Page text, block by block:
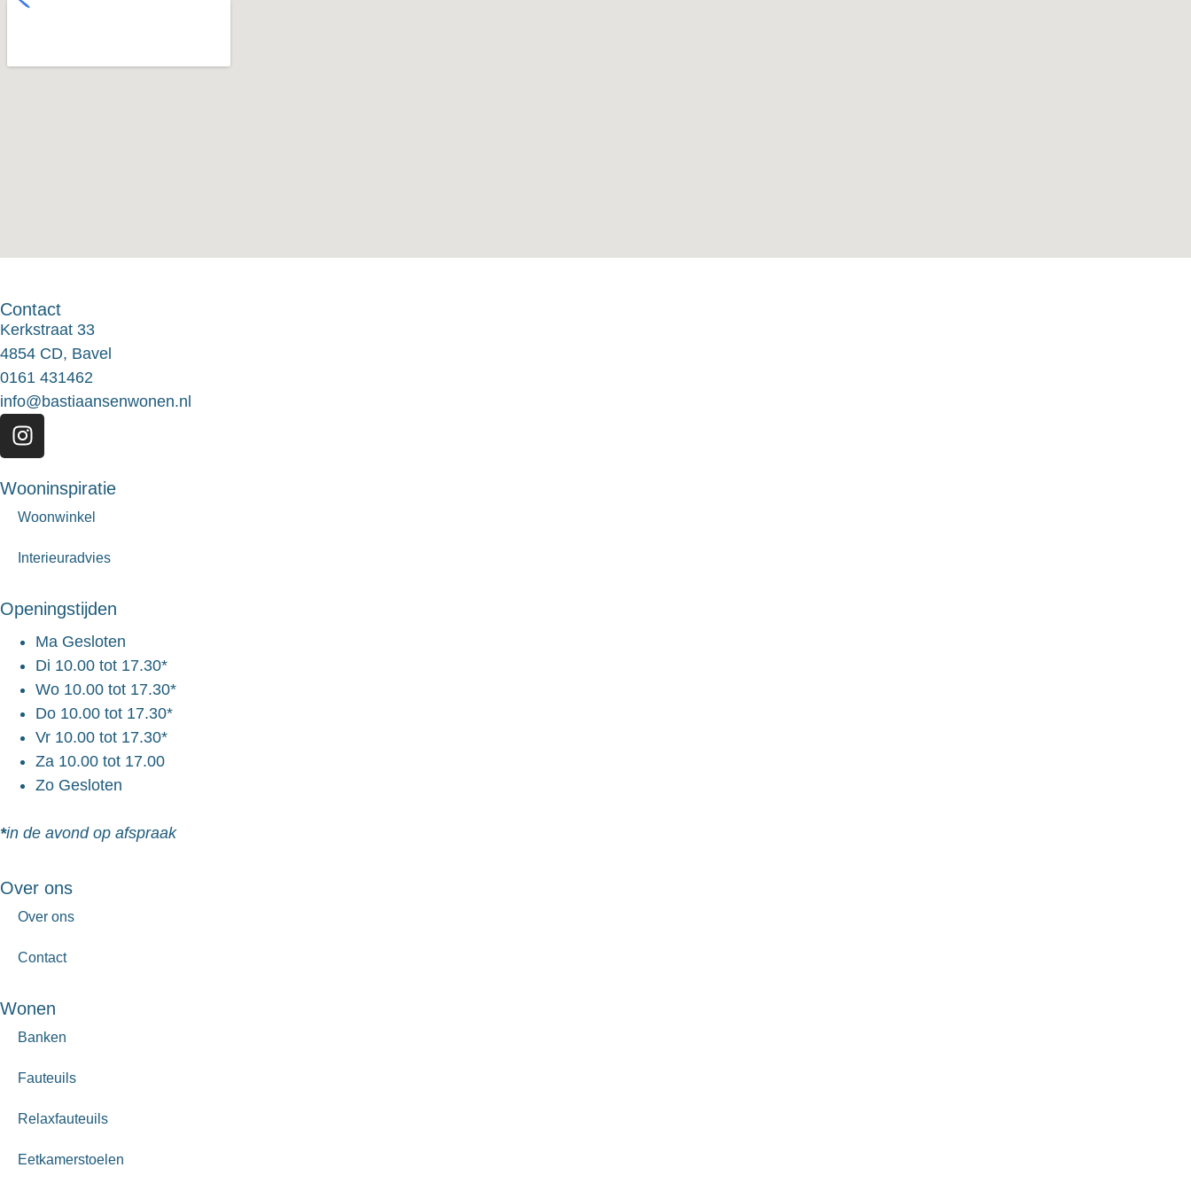
Contact
Kerkstraat 33
4854 CD, Bavel
0161 431462
info@bastiaansenwonen.nl
Wooninspiratie
Woonwinkel
Interieuradvies
Openingstijden
Ma Gesloten
Di 10.00 tot 17.30*
Wo 10.00 tot 17.30*
Do 10.00 tot 17.30*
Vr 10.00 tot 17.30*
Za 10.00 tot 17.00
Zo Gesloten
*in de avond op afspraak
Over ons
Over ons
Contact
Wonen
Banken
Fauteuils
Relaxfauteuils
Eetkamerstoelen